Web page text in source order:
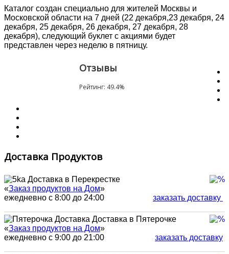
Каталог создан специально для жителей Москвы и
Московской области на 7 дней (22 декабря,23 декабря, 24
декабря, 25 декабря, 26 декабря, 27 декабря, 28
декабря), следующий буклет с акциями будет
представлен через неделю в пятницу.
Отзывы
Рейтинг: 49.4%
Доставка Продуктов
Доставка в Перекрестке
«Заказ продуктов на Дом»
ежедневно с 8:00 до 24:00
заказать доставку
Доставка в Пятерочке
«Заказ продуктов на Дом»
ежедневно с 9:00 до 21:00
заказать доставку